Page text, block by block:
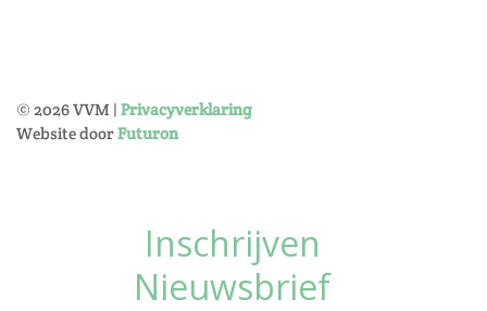
© 2026VVM | Privacyverklaring
Website doorFuturon
Inschrijven
Nieuwsbrief